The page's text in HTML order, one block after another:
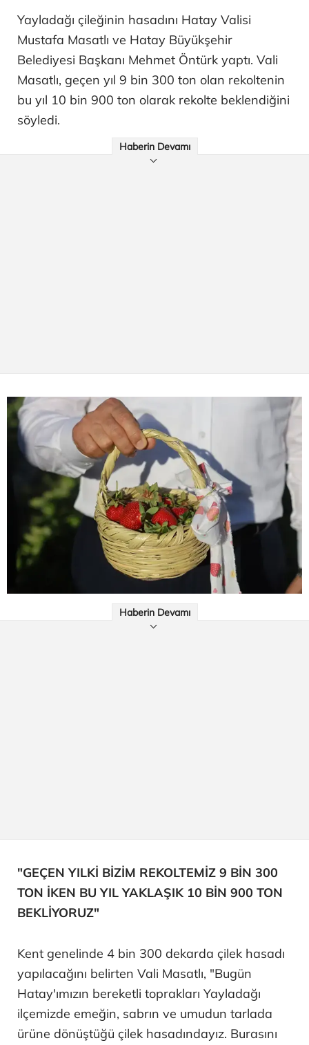
Yayladağı çileğinin hasadını Hatay Valisi
Mustafa Masatlı ve Hatay Büyükşehir
Belediyesi Başkanı Mehmet Öntürk yaptı. Vali
Masatlı, geçen yıl 9 bin 300 ton olan rekoltenin
bu yıl 10 bin 900 ton olarak rekolte beklendiğini
söyledi.
Haberin Devamı
Haberin Devamı
"GEÇEN YILKİ BİZİM REKOLTEMİZ 9 BİN 300
TON İKEN BU YIL YAKLAŞIK 10 BİN 900 TON
BEKLİYORUZ"
Kent genelinde 4 bin 300 dekarda çilek hasadı
yapılacağını belirten Vali Masatlı, "Bugün
Hatay'ımızın bereketli toprakları Yayladağı
ilçemizde emeğin, sabrın ve umudun tarlada
ürüne dönüştüğü çilek hasadındayız. Burasını